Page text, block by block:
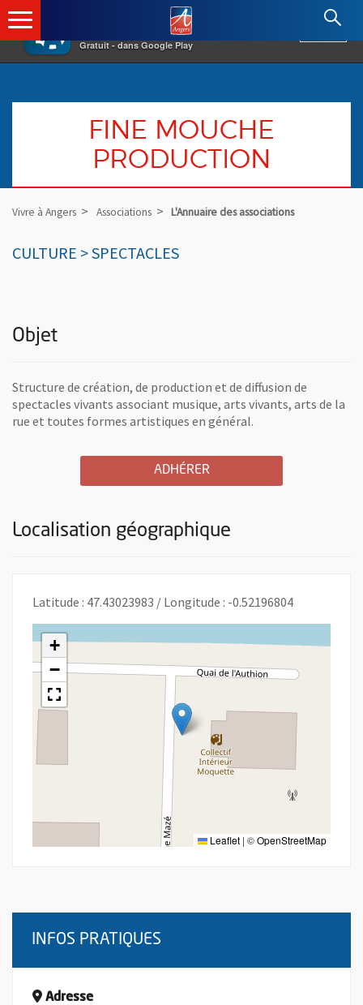
×
Gratuit - dans Google Play
Angers.fr : Retour à l'accueil
FINE MOUCHE
PRODUCTION
Vivre à Angers Associations L'Annuaire des associations
CULTURE > SPECTACLES
Objet
Structure de création, de production et de diffusion de
spectacles vivants associant musique, arts vivants, arts de la
rue et toutes formes artistiques en général.
ADHÉRERA L'ASSOCIATION FINE
, OUVRE UNE NOUVELLE
Localisation géographique
Latitude : 47.43023983 / Longitude : -0.52196804
+
−
Leaflet | ©OpenStreetMap
INFOS PRATIQUES
Adresse